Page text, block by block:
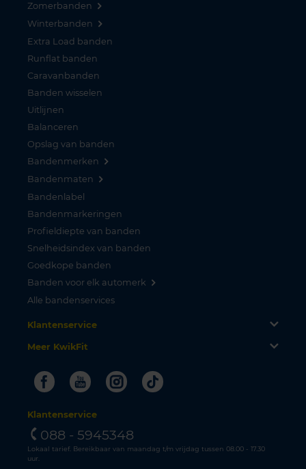
Zomerbanden
Winterbanden
Extra Load banden
Runflat banden
Caravanbanden
Banden wisselen
Uitlijnen
Balanceren
Opslag van banden
Bandenmerken
Bandenmaten
Bandenlabel
Bandenmarkeringen
Profieldiepte van banden
Snelheidsindex van banden
Goedkope banden
Banden voor elk automerk
Alle bandenservices
Klantenservice
Meer KwikFit
FacebookYoutubeInstagram
Tiktok
Klantenservice
088 - 5945348
Lokaal tarief. Bereikbaar van maandag t/m vrijdag tussen 08.00 - 17.30
uur.